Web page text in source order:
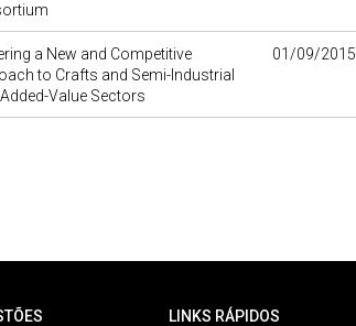
a New and Competitive
to Crafts and Semi-Industrial
Value Sectors
01/09/2015
LINKS RÁPIDOS